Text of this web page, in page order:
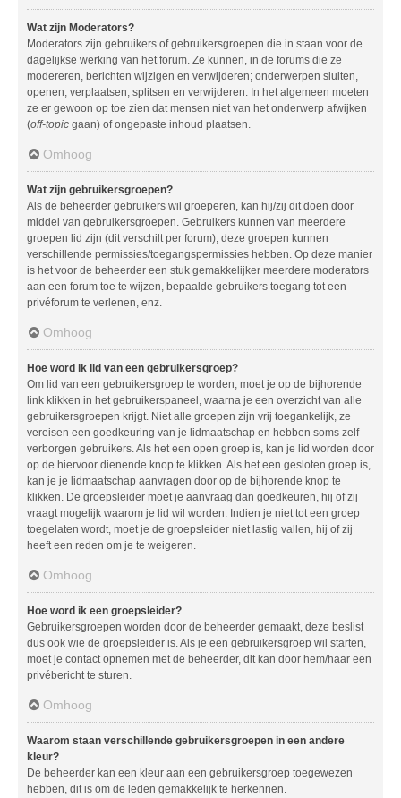
Wat zijn Moderators?
Moderators zijn gebruikers of gebruikersgroepen die in staan voor de
dagelijkse werking van het forum. Ze kunnen, in de forums die ze
modereren, berichten wijzigen en verwijderen; onderwerpen sluiten,
openen, verplaatsen, splitsen en verwijderen. In het algemeen moeten
ze er gewoon op toe zien dat mensen niet van het onderwerp afwijken
(off-topic gaan) of ongepaste inhoud plaatsen.
Omhoog
Wat zijn gebruikersgroepen?
Als de beheerder gebruikers wil groeperen, kan hij/zij dit doen door
middel van gebruikersgroepen. Gebruikers kunnen van meerdere
groepen lid zijn (dit verschilt per forum), deze groepen kunnen
verschillende permissies/toegangspermissies hebben. Op deze manier
is het voor de beheerder een stuk gemakkelijker meerdere moderators
aan een forum toe te wijzen, bepaalde gebruikers toegang tot een
privéforum te verlenen, enz.
Omhoog
Hoe word ik lid van een gebruikersgroep?
Om lid van een gebruikersgroep te worden, moet je op de bijhorende
link klikken in het gebruikerspaneel, waarna je een overzicht van alle
gebruikersgroepen krijgt. Niet alle groepen zijn vrij toegankelijk, ze
vereisen een goedkeuring van je lidmaatschap en hebben soms zelf
verborgen gebruikers. Als het een open groep is, kan je lid worden door
op de hiervoor dienende knop te klikken. Als het een gesloten groep is,
kan je je lidmaatschap aanvragen door op de bijhorende knop te
klikken. De groepsleider moet je aanvraag dan goedkeuren, hij of zij
vraagt mogelijk waarom je lid wil worden. Indien je niet tot een groep
toegelaten wordt, moet je de groepsleider niet lastig vallen, hij of zij
heeft een reden om je te weigeren.
Omhoog
Hoe word ik een groepsleider?
Gebruikersgroepen worden door de beheerder gemaakt, deze beslist
dus ook wie de groepsleider is. Als je een gebruikersgroep wil starten,
moet je contact opnemen met de beheerder, dit kan door hem/haar een
privébericht te sturen.
Omhoog
Waarom staan verschillende gebruikersgroepen in een andere
kleur?
De beheerder kan een kleur aan een gebruikersgroep toegewezen
hebben, dit is om de leden gemakkelijk te herkennen.